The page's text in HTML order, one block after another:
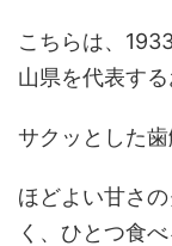
こちらは、
山県を代表する
サクッとした歯
ほどよい甘さ
く、ひとつ食